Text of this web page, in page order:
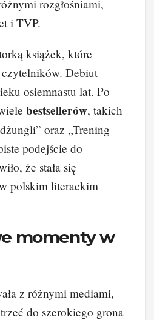
rozgłośniami,
i TVP.
książek, które
Debiut
osiemnastu lat. Po
bestsellerów, takich
oraz „Trening
podejście do
że stała się
polskim literackim
momenty w
z różnymi mediami,
do szerokiego grona